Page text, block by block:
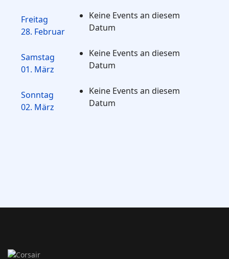
Freitag
28. Februar
Keine Events an diesem
Datum
Samstag
01. März
Keine Events an diesem
Datum
Sonntag
02. März
Keine Events an diesem
Datum